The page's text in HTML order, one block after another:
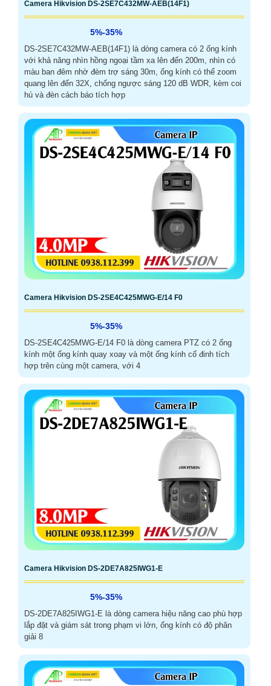
Camera Hikvision DS-2SE7C432MW-AEB(14F1)
5%-35%
DS-2SE7C432MW-AEB(14F1) là dòng camera có 2 ống kính
với khả năng nhìn hồng ngoại tầm xa lên đến 200m, nhìn có
màu ban đêm nhờ đèm trợ sáng 30m, ống kính có thể zoom
quang lên đến 32X, chống ngược sáng 120 dB WDR, kèm coi
hú và đèn cách báo tích hợp
Camera Hikvision DS-2SE4C425MWG-E/14 F0
5%-35%
DS-2SE4C425MWG-E/14 F0 là dòng camera PTZ có 2 ống
kính một ống kính quay xoay và một ống kính cố đinh tích
hợp trên cùng một camera, với 4
Camera Hikvision DS-2DE7A825IWG1-E
5%-35%
DS-2DE7A825IWG1-E là dòng camera hiệu năng cao phù hợp
lắp đặt và giám sát trong phạm vi lớn, ống kính có độ phân
giải 8